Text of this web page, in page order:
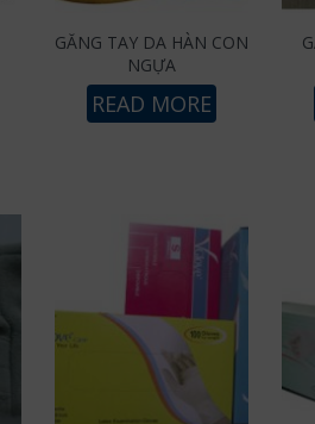
GĂNG TAY DA HÀN CON
NGỰA
READ MORE